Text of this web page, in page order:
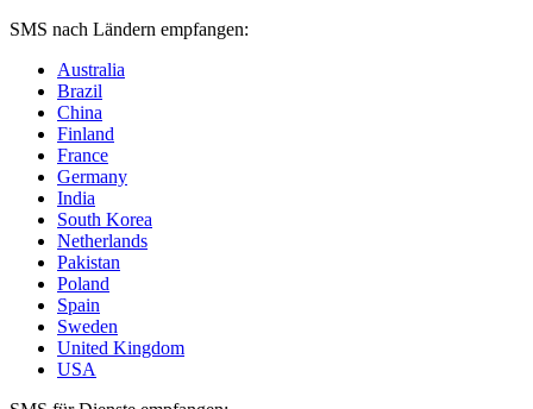
SMS nach Ländern empfangen:
Australia
Brazil
China
Finland
France
Germany
India
South Korea
Netherlands
Pakistan
Poland
Spain
Sweden
United Kingdom
USA